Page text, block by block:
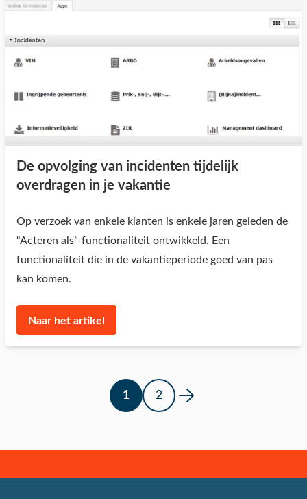
De opvolging van incidenten tijdelijk
overdragen in je vakantie
Op verzoek van enkele klanten is enkele jaren geleden de
“Acteren als”-functionaliteit ontwikkeld. Een
functionaliteit die in de vakantieperiode goed van pas
kan komen.
Naar het artikel
1 2